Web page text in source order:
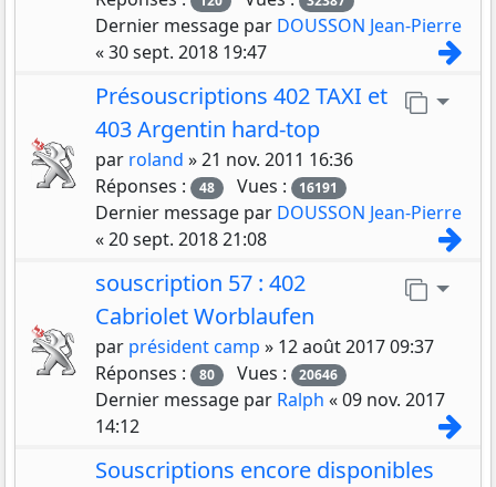
Dernier message par DOUSSON Jean-Pierre
«30 sept. 2018 19:47
Aller
Présouscriptions 402 TAXI et
403 Argentin hard-top
par roland »21 nov. 2011 16:36
Réponses :
48 Vues : 16191
Dernier message par DOUSSON Jean-Pierre
«20 sept. 2018 21:08
Aller
souscription 57 : 402
Cabriolet Worblaufen
par président camp » 12 août 2017 09:37
Réponses :
80 Vues : 20646
Dernier message par Ralph «09 nov. 2017
14:12
Souscriptions encore disponibles